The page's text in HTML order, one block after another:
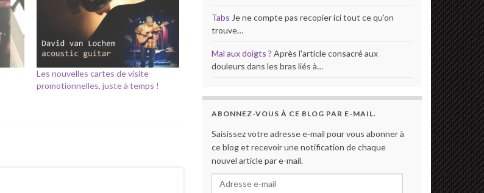
Les nouvelles cartes de visite
promotionnelles, juste à temps !
Tabs Je ne compte pas recopier ici tout ce qu'on
trouve…
Mal aux doigts ? Après l'article consacré aux
douleurs dans les bras liés à…
ABONNEZ-VOUS À CE BLOG PAR E-MAIL.
Saisissez votre adresse e-mail pour vous abonner à
ce blog et recevoir une notification de chaque
nouvel article par e-mail.
Adresse e-mail